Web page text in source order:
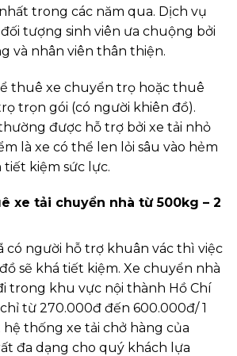
trong các năm qua. Dịch vụ
tượng sinh viên ưa chuộng bởi
và nhân viên thân thiện.
thuê xe chuyển trọ hoặc thuê
trọn gói (có người khiên đồ).
được hỗ trợ bởi xe tải nhỏ
là xe có thể len lỏi sâu vào hẻm
kiệm sức lực.
xe tải chuyển nhà từ 500kg – 2
có người hỗ trợ khuân vác thì việc
sẽ khá tiết kiệm. Xe chuyển nhà
trong khu vực nội thành Hồ Chí
từ 270.000đ đến 600.000đ/ 1
thống xe tải chở hàng của
đa dạng cho quý khách lựa